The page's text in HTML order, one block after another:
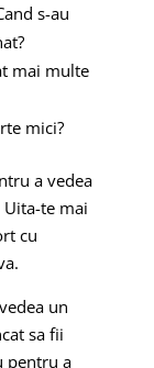
s-au
mai multe
mici?
a vedea
te mai
cu
un
sa fii
pentru a